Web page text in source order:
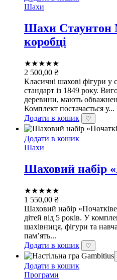
Шахи
Шахи Стаунтон
коробці
★★★★★
2 500,00 ₴
Класичні шахові фігури у
стандарт із 1849 року.
деревини, мають
Комплект постачається у...
Додати в кошик
♡
Додати в кошик
Шахи
Шаховий набір
★★★★★
1 550,00 ₴
Шаховий набір
дітей від 5 років. У
шахівниця, фігури та
пам’ять...
Додати в кошик
♡
Додати в кошик
Програми